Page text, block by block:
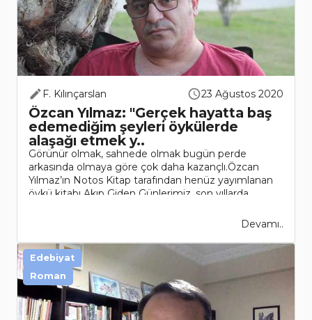
F. Kılınçarslan 23 Ağustos 2020
Özcan Yılmaz: "Gerçek hayatta baş
edemediğim şeyleri öykülerde
alaşağı etmek y..
Görünür olmak, sahnede olmak bugün perde
arkasında olmaya göre çok daha kazançlı.Özcan
Yılmaz’ın Notos Kitap tarafından henüz yayımlanan
öykü kitabı Akıp Giden Günlerimiz, son yıllarda
Devamı..
Edebiyat
Roman